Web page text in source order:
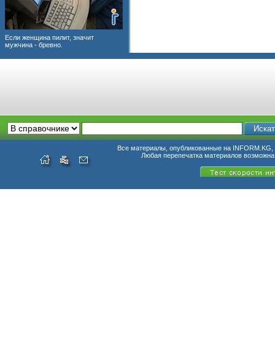
Если женщина пилит, значит
мужчина - бревно.
Все материалы, опубликованные на INFORM.KG,
Любая перепечатка материалов